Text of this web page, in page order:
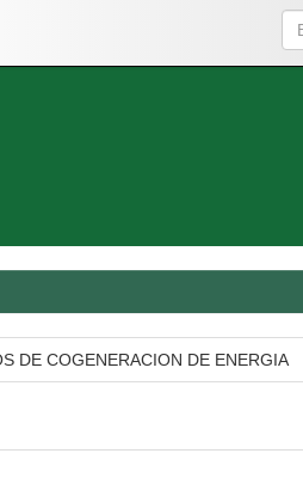
DE COGENERACION DE ENERGIA